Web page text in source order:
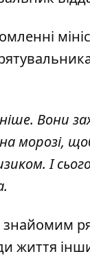
Вони
морозі,
І
життя